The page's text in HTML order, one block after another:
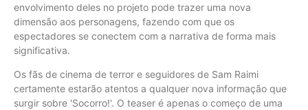
envolvimento deles no projeto pode trazer uma nova
dimensão aos personagens, fazendo com que os
espectadores se conectem com a narrativa de forma mais
significativa.
Os fãs de cinema de terror e seguidores de Sam Raimi
certamente estarão atentos a qualquer nova informação que
surgir sobre 'Socorro!'. O teaser é apenas o começo de uma